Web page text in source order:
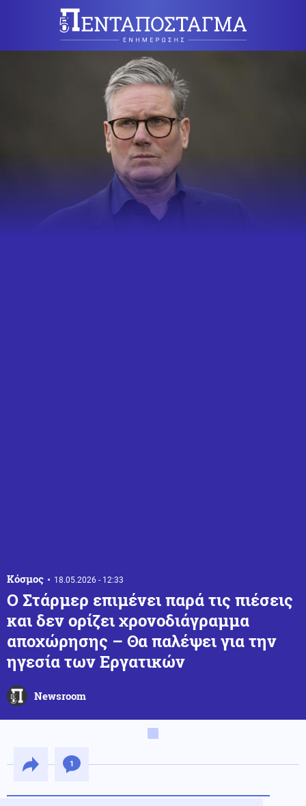
Κόσμος 18.05.2026 - 12:33
Ο Στάρμερ επιμένει παρά τις πιέσεις
και δεν ορίζει χρονοδιάγραμμα
αποχώρησης – Θα παλέψει για την
ηγεσία των Εργατικών
Newsroom
1